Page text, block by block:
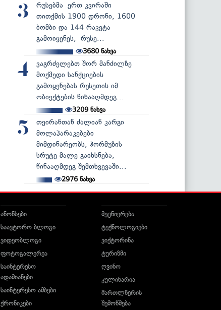
3
რუსებმა ერთ კვირაში
თითქმის 1900 დრონი, 1600
ბომბი და 144 რაკეტა
გამოიყენეს, რუსე...
3680ნახვა
4
ვაგრძელებთ შორ მანძილზე
მოქმედი სანქციების
გამოყენებას რუსეთის იმ
ობიექტების წინააღმდეგ...
3209ნახვა
5
თეირანთან ძალიან კარგი
მოლაპარაკებები
მიმდინარეობს, ჰორმუზის
სრუტე მალე გაიხსნება,
წინააღმდეგ შემთხვევაში...
2976ნახვა
ანონსები
საავტორო ბლოგი
ვიდეობლოგი
ფოტოგალერეა
საინტერესო
ადამიანები
საინტერესო ამბები
ქრონიკები
მეცნიერება
ტექნოლოგიები
ვიქტორინა
ტურიზმი
ღვინო
კულინარია
მართლწერის
შემოწმება